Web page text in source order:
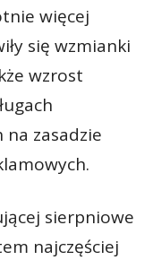
więcej
się wzmianki
wzrost
zasadzie
sierpniowe
najczęściej